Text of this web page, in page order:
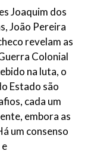
Joaquim dos
João Pereira
revelam as
Colonial
na luta, o
Estado são
cada um
embora as
um consenso